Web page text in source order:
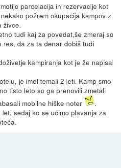
parcelacija in rezervacije kot
požrem okupacija kampov z
živce.
tudi kaj za povedat,še zmeraj so
res, da za ta denar dobiš tudi
kampiranja kot je že napisal
je imel temali 2 leti. Kamp smo
tisto leto so ga prenovili zmetali
mobilne hiške noter
.
sedaj ko se učimo plavanja za